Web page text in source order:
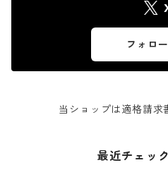
フォロ
当ショップは適格請求
最近チェッ